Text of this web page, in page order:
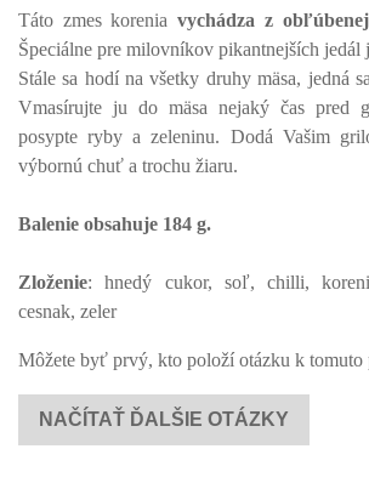
Táto zmes korenia vychádza z
Špeciálne pre milovníkov pikantnejších jedál
Stále sa hodí na všetky druhy mäsa, jedná
Vmasírujte ju do mäsa nejaký čas pred
posypte ryby a zeleninu. Dodá Vašim
výbornú chuť a trochu žiaru.
Balenie obsahuje 184 g.
Zloženie: hnedý cukor, soľ, chilli,
cesnak, zeler
Môžete byť prvý, kto položí otázku k tomuto
NAČÍTAŤ ĎALŠIE OTÁZKY